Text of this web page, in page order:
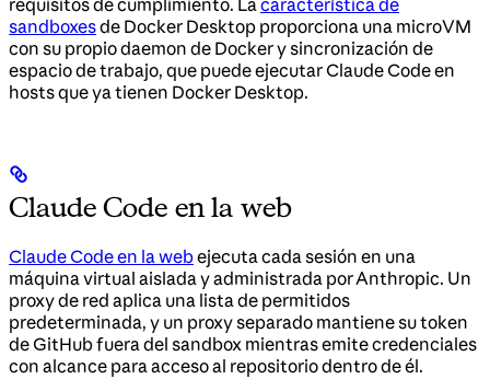
requisitos de cumplimiento. Lacaracterística de
sandboxesde Docker Desktop proporciona una microVM
con su propio daemon de Docker y sincronización de
espacio de trabajo, que puede ejecutar Claude Code en
hosts que ya tienen Docker Desktop.
Claude Code en la web
Claude Code en la webejecuta cada sesión en una
máquina virtual aislada y administrada por Anthropic. Un
proxy de red aplica una lista de permitidos
predeterminada, y un proxy separado mantiene su token
de GitHub fuera del sandbox mientras emite credenciales
con alcance para acceso al repositorio dentro de él.